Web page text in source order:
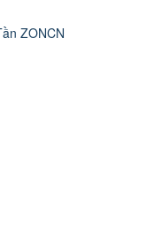
ZONCN